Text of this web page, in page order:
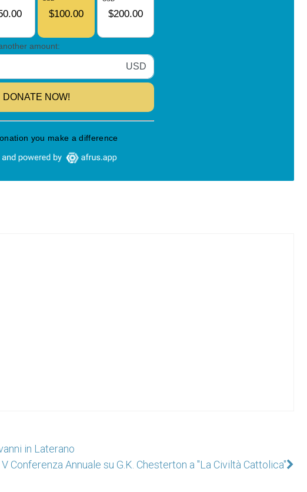
in Laterano
V Conferenza Annuale su G.K. Chesterton a "La Civiltà Cattolica"